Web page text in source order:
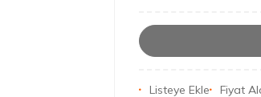
Listeye Ekle Fiyat